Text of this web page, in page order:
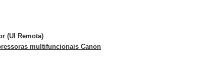
(UI Remota)
multifuncionais Canon